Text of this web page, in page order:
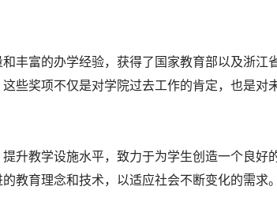
丰富的办学经验，获得了国家教育部以及浙江
些奖项不仅是对学院过去工作的肯定，也是对
升教学设施水平，致力于为学生创造一个良好
教育理念和技术，以适应社会不断变化的需求。